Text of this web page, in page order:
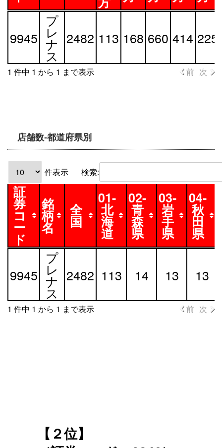
証
コ
ド
銘
柄
名
全 1-
海
地
2-
北
方
3-
東
方
4-
部
方
5-
畿
方
9945
プ
レ
ナ
ス
2482 113 168 660 414 225
1 件中 1 から 1 まで表示 前 次
店舗数-都道府県別
件表示 検索:
証
券
コ
ー
ド
銘
柄
名
全
国
01-
北
海
道
02-
青
森
県
03-
岩
手
県
04-
秋
田
県
証
コ
ド
銘
柄
名
全 01-
海
02-
森
03-
手
04-
田
9945
プ
レ
ナ
ス
2482 113 14 13 13
1 件中 1 から 1 まで表示 前 次
【２位】